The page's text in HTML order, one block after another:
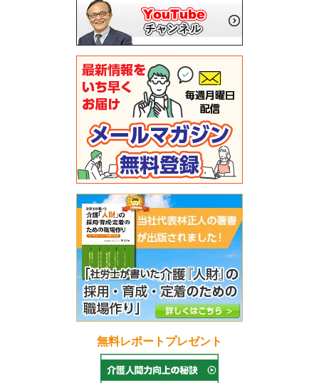
無料レポートプレゼント